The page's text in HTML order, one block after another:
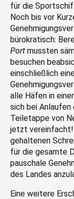
für die
Noch bis vor
bürokratisch:
Port mussten
besuchen
einschließlich
alle Häfen in
sich bei
Teiletappe von
jetzt vereinfacht!
gehaltenen
für die gesamte
pauschale
des Landes
Eine weitere